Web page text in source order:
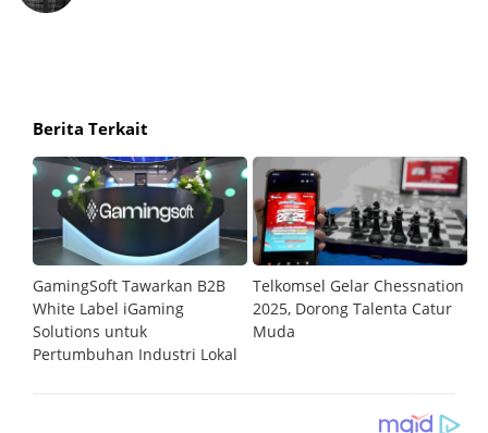
Berita Terkait
GamingSoft Tawarkan B2B
White Label iGaming
Solutions untuk
Pertumbuhan Industri Lokal
Telkomsel Gelar Chessnation
2025, Dorong Talenta Catur
Muda